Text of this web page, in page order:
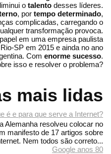
o talento desses líderes.
, por tempo determinado,
complicadas, carregando o
transformação provoca.
em uma empresa paulista
SP em 2015 e ainda no ano
Com enorme sucesso.
isso e resolver o problema?
mais lidas
é e para que serve a Internet?
Alemanha resolveu colocar no
manifesto de 17 artigos sobre
Nem todos são correto...
Google anos 80